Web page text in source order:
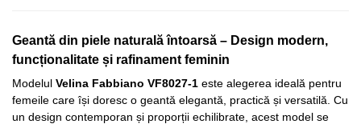
Geantă din piele naturală întoarsă – Design modern,
funcționalitate și rafinament feminin
Modelul Velina Fabbiano VF8027-1 este alegerea ideală pentru
femeile care își doresc o geantă elegantă, practică și versatilă. Cu
un design contemporan și proporții echilibrate, acest model se